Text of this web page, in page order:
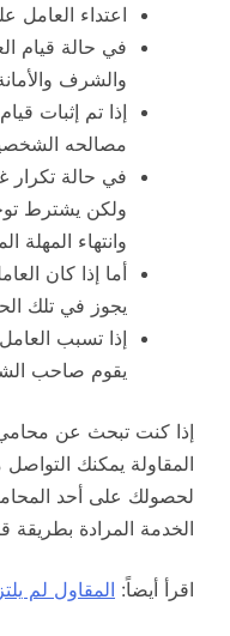
اعتداء
في حالة قيام
والشرف
إذا تم إثبات
مصالحه
في حالة تكرار
ولكن يشترط
وانتهاء المهلة
أما إذا كان
يجوز في تلك
إذا تسبب
يقوم صاحب
إذا كنت تبحث عن
المقاولة يمكنك
لحصولك على أحد
الخدمة المرادة بطريقة
اقرأ أيضاً: المقاول لم